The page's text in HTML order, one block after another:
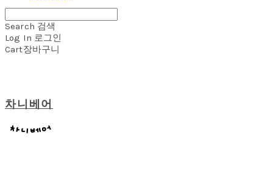
Search 검색
Log In 로그인
Cart장바구니
차니베어